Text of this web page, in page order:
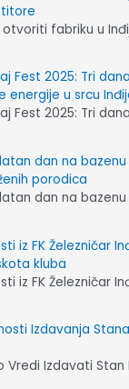
otvoriti fabriku u
Fest 2025: Tri
energije u srcu
Fest 2025: Tri
dan na
porodica
dan na
iz FK Železničar
kluba
iz FK Železničar
Izdavanja
Vredi Izdavati